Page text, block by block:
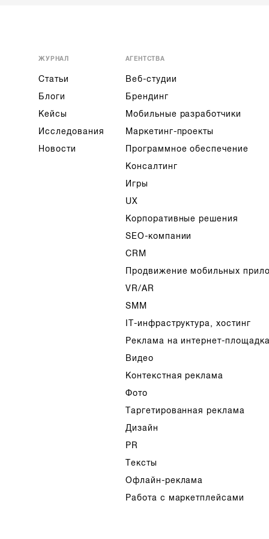
ЖУРНАЛ
Статьи
Блоги
Кейсы
Исследования
Новости
АГЕНТСТВА
Веб-студии
Брендинг
Мобильные разработчики
Маркетинг-проекты
Программное обеспечение
Консалтинг
Игры
UX
Корпоративные решения
SEO-компании
CRM
Продвижение мобильных
VR/AR
SMM
IT-инфраструктура, хостинг
Реклама на интернет-
Видео
Контекстная реклама
Фото
Таргетированная реклама
Дизайн
PR
Тексты
Офлайн-реклама
Работа с маркетплейсами